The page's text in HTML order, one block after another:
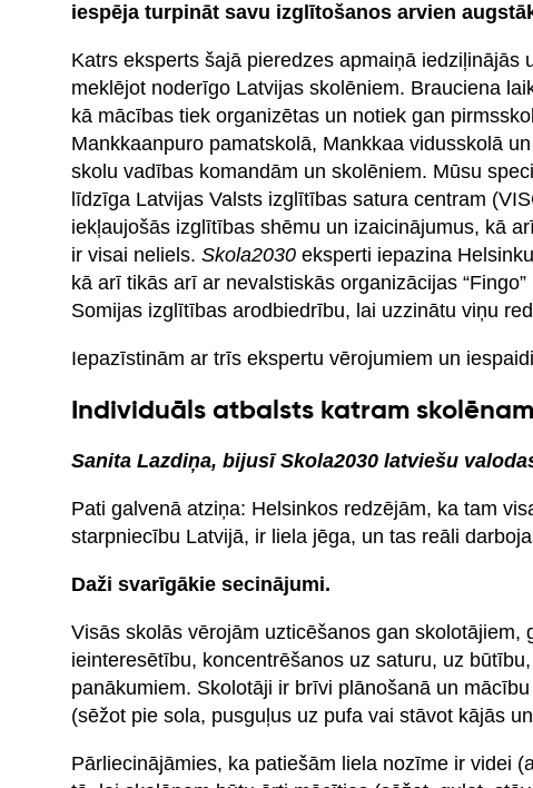
iespēja turpināt savu izglītošanos arvien
Katrs eksperts šajā pieredzes apmaiņā
meklējot noderīgo Latvijas skolēniem. Brauciena
kā mācības tiek organizētas un notiek gan
Mankkaanpuro pamatskolā, Mankkaa vidusskolā
skolu vadības komandām un skolēniem. Mūsu
līdzīga Latvijas Valsts izglītības satura centram
iekļaujošās izglītības shēmu un izaicinājumus, kā
ir visai neliels. Skola2030 eksperti iepazina
kā arī tikās arī ar nevalstiskās organizācijas
Somijas izglītības arodbiedrību, lai uzzinātu viņu
Iepazīstinām ar trīs ekspertu vērojumiem un
Individuāls atbalsts katram skolēnam
Sanita Lazdiņa, bijusī Skola2030 latviešu
Pati galvenā atziņa: Helsinkos redzējām, ka tam
starpniecību Latvijā, ir liela jēga, un tas reāli
Daži svarīgākie secinājumi.
Visās skolās vērojām uzticēšanos gan
ieinteresētību, koncentrēšanos uz saturu, uz
panākumiem. Skolotāji ir brīvi plānošanā un
(sēžot pie sola, pusguļus uz pufa vai stāvot kājās
Pārliecinājāmies, ka patiešām liela nozīme ir videi